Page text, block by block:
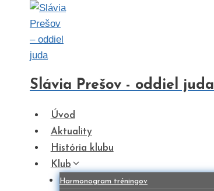
content
Slávia Prešov - oddiel juda
Úvod
Aktuality
História klubu
Klub
Harmonogram tréningov